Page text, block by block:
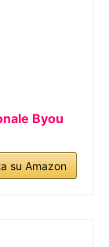
Byou
su Amazon